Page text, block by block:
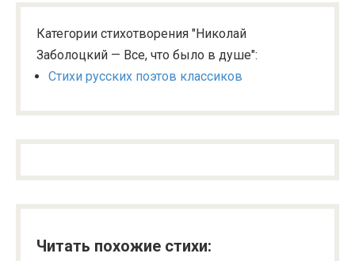
Категории стихотворения "Николай
Заболоцкий — Все, что было в душе":
Стихи русских поэтов классиков
Читать похожие стихи: